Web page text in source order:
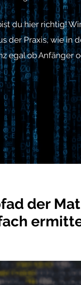
du hier richtig!
der Praxis, wie in
egal ob Anfänger
der